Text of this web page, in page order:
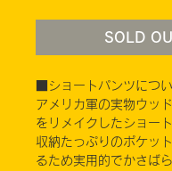
SOLD
■ショートパンツにつ
アメリカ軍の実物ウッ
をリメイクしたショー
収納たっぷりのポケッ
るため実用的でかさば